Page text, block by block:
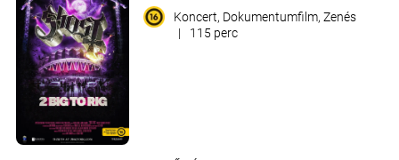
Koncert, Dokumentumfilm, Zenés
|
115 perc